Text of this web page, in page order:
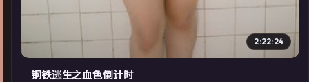
2:22:24
钢铁逃生之血色倒计时